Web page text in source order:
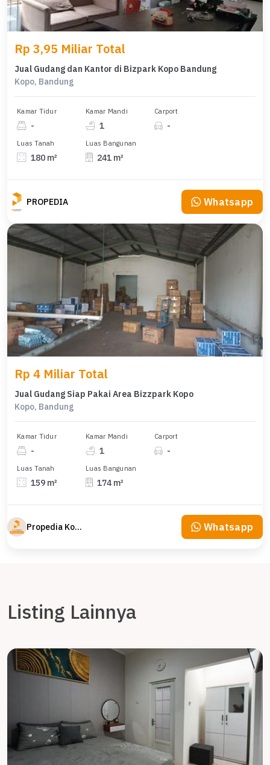
Rp 3,95 Miliar Total
Jual Gudang dan Kantor di Bizpark Kopo Bandung
Kopo, Bandung
Kamar Tidur
-
Kamar Mandi
1
Carport
-
Luas Tanah
180 m²
Luas Bangunan
241 m²
PROPEDIA Whatsapp
Rp 4 Miliar Total
Jual Gudang Siap Pakai Area Bizzpark Kopo
Kopo, Bandung
Kamar Tidur
-
Kamar Mandi
1
Carport
-
Luas Tanah
159 m²
Luas Bangunan
174 m²
Propedia Komersial Whatsapp
Listing Lainnya